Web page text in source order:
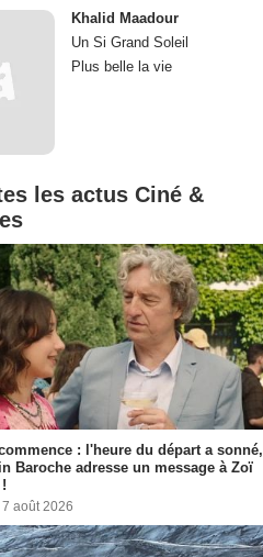
Khalid Maadour
Un Si Grand Soleil
Plus belle la vie
les actus Ciné &
: l'heure du départ a sonné,
Baroche adresse un message à Zoï
août 2026